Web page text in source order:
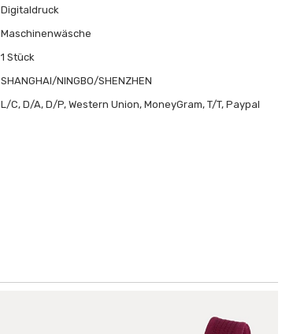
Digitaldruck
Maschinenwäsche
1 Stück
SHANGHAI/NINGBO/SHENZHEN
L/C, D/A, D/P, Western Union, MoneyGram, T/T, Paypal